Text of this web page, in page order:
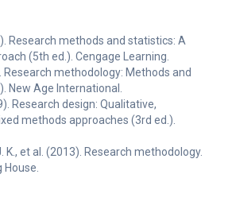
Research methods and statistics: A
(5th ed.). Cengage Learning.
Research methodology: Methods and
New Age International.
Research design: Qualitative,
methods approaches (3rd ed.).
K., et al. (2013). Research methodology.